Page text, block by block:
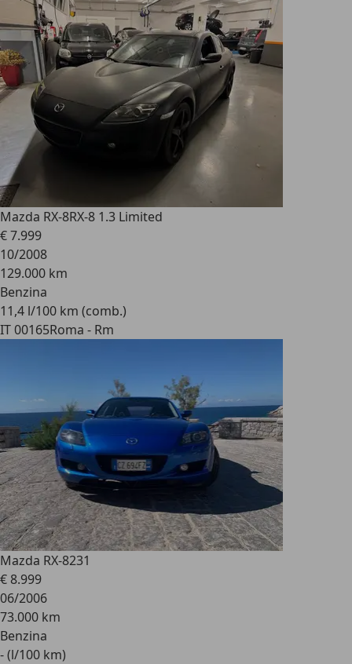
Mazda RX-8RX-8 1.3 Limited
€ 7.999
10/2008
129.000 km
Benzina
11,4 l/100 km (comb.)
IT 00165Roma - Rm
Mazda RX-8231
€ 8.999
06/2006
73.000 km
Benzina
- (l/100 km)